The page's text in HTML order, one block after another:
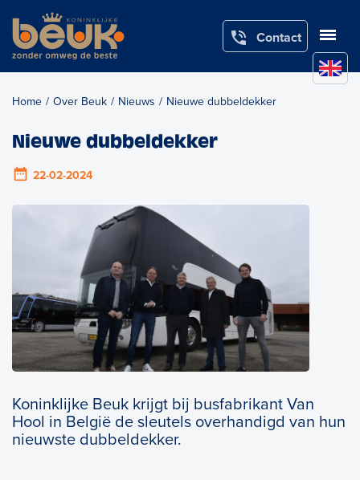
 Contact
Home / Over Beuk / Nieuws / Nieuwe dubbeldekker
Nieuwe dubbeldekker
date_range 22-02-2024
Koninklijke Beuk krijgt bij busfabrikant Van
Hool in België de sleutels overhandigd van hun
nieuwste dubbeldekker.